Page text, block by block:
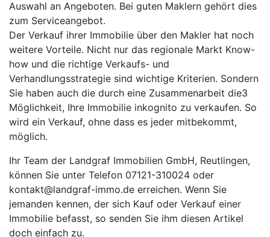
Auswahl an Angeboten. Bei guten Maklern gehört dies
zum Serviceangebot.
Der Verkauf ihrer Immobilie über den Makler hat noch
weitere Vorteile. Nicht nur das regionale Markt Know-
how und die richtige Verkaufs- und
Verhandlungsstrategie sind wichtige Kriterien. Sondern
Sie haben auch die durch eine Zusammenarbeit die3
Möglichkeit, Ihre Immobilie inkognito zu verkaufen. So
wird ein Verkauf, ohne dass es jeder mitbekommt,
möglich.
Ihr Team der Landgraf Immobilien GmbH, Reutlingen,
können Sie unter Telefon 07121-310024 oder
kontakt@landgraf-immo.de erreichen. Wenn Sie
jemanden kennen, der sich Kauf oder Verkauf einer
Immobilie befasst, so senden Sie ihm diesen Artikel
doch einfach zu.